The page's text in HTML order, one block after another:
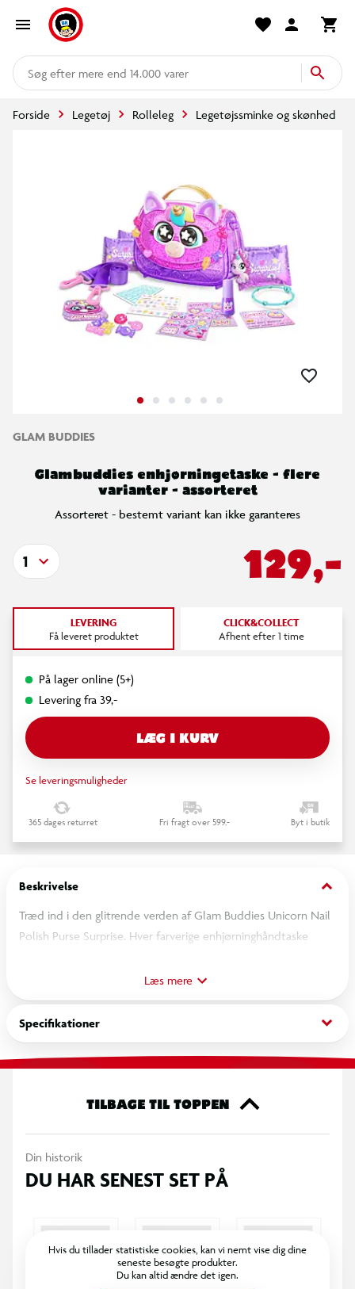
mere end 14.000 varer
Forside Legetøj Rolleleg Legetøjssminke og skønhed
GLAM BUDDIES
Glambuddies enhjørningetaske - flere
varianter - assorteret
Assorteret - bestemt variant kan ikke garanteres
129,-
1
LEVERING
Få leveret produktet
CLICK&COLLECT
Afhent efter 1 time
På lager online (5+)
Levering fra 39,-
LÆG I KURV
Se leveringsmuligheder
365 dages returret Fri fragt over 599,- Byt i butik
Beskrivelse keyboard_arrow_down
Træd ind i den glitrende verden af Glam Buddies Unicorn Nail
Polish Purse Surprise. Hver farverige enhjørninghåndtaske
beundret. Med flere forskellige farver og varianter at samle, er
overraskelsen hver gang en fest for kreativiteten. Glam
Buddies kombinerer leg, mode og personlig stil – børn kan
dekorere deres egne negle, udtrykke sig gennem farver og
samle hele serien af søde enhjørninghåndtasker. Perfekt som
1 x Skulderrem
1 x Enhjørning plysdyr
2 x Negleklistermærker
1 x Formet bøjle
1 x Enhjørningemærkat
Læs mere
Specifikationer keyboard_arrow_down
TILBAGE TIL TOPPEN
Din historik
DU HAR SENEST SET PÅ
Hvis du tillader statistiske cookies, kan vi nemt vise dig dine
seneste besøgte produkter.
Du kan altid ændre det igen.